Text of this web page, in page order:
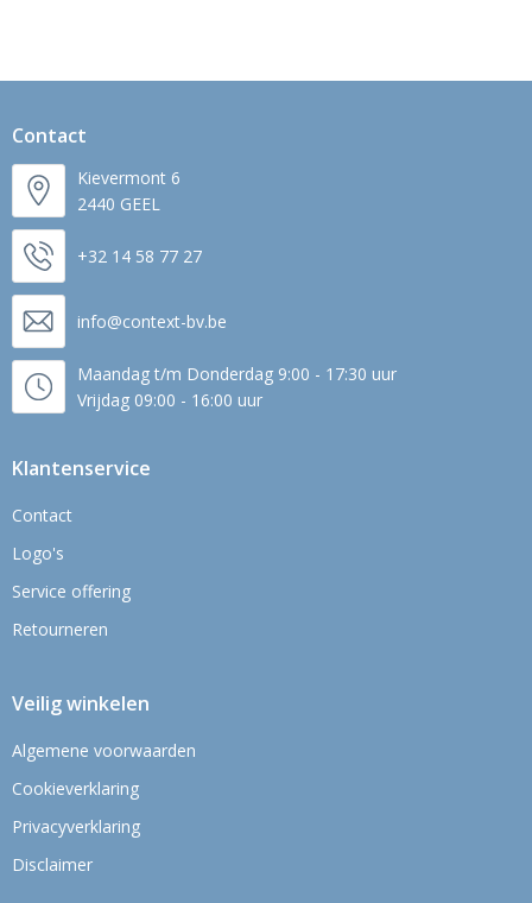
Contact
Kievermont 6
2440 GEEL
+32 14 58 77 27
info@context-bv.be
Maandag t/m Donderdag 9:00 - 17:30 uur
Vrijdag 09:00 - 16:00 uur
Klantenservice
Contact
Logo's
Service offering
Retourneren
Veilig winkelen
Algemene voorwaarden
Cookieverklaring
Privacyverklaring
Disclaimer